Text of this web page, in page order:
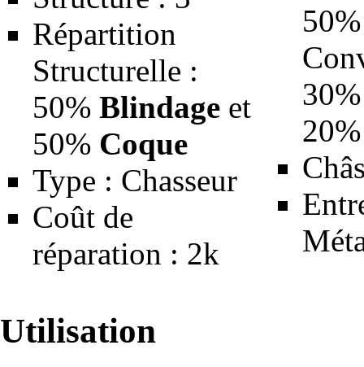
Répartition
Structurelle :
50% Blindage et
50% Coque
Type : Chasseur
Coût de
réparation : 2k
Utilisation